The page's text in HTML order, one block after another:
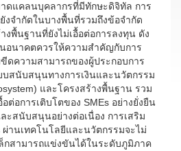
ดแคลนบุคลากรที่มีทักษะดิจิทัล การ
งจำกัดในบางพื้นที่รวมถึงข้อจำกัด
งพื้นฐานที่ยังไม่เอื้อต่อการลงทุน ดัง
อนาคตควรให้ความสำคัญกับการ
ดความสามารถของผู้ประกอบการ
บสนับสนุนทางการเงินและนวัตกรรม
และโครงสร้างพื้นฐาน รวม
ต่อการเติบโตของ SMEs อย่างยั่งยืน
ะสนับสนุนอย่างต่อเนื่อง การเสริม
ผ่านเทคโนโลยีและนวัตกรรมจะไม่
กสามารถแข่งขันได้ในระดับภูมิภาค